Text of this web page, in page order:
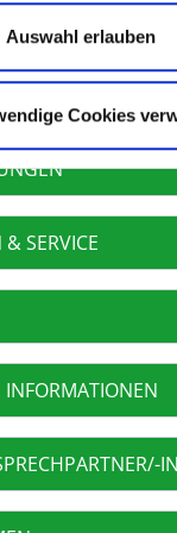
Auswahl erlauben
Cookies
Donau-Ries und
Anstalt des
öffentlich
SERVICE
INFORMATIONEN